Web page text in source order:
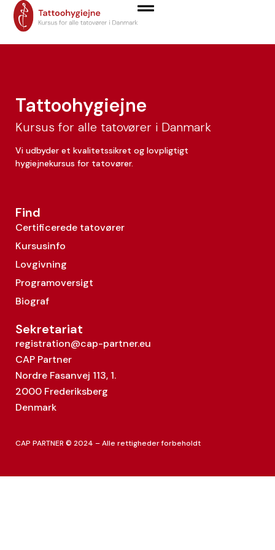
Vibika Hemmingsen
Tattoohygiejne
Kursus for alle tatovører i Danmark
Vi udbyder et kvalitetssikret og lovpligtigt
hygiejnekursus for tatovører.
Find
Certificerede tatovører
Kursusinfo
Lovgivning
Programoversigt
Biograf
Sekretariat
registration@cap-partner.eu
CAP Partner
Nordre Fasanvej 113, 1.
2000 Frederiksberg
Denmark
CAP PARTNER © 2024 – Alle rettigheder forbeholdt